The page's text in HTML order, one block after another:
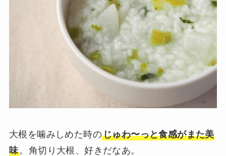
大根を噛みしめた時のじゅわ〜っと食感がまた美
味。角切り大根、好きだなあ。